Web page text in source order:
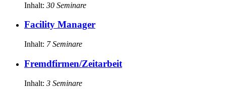
Inhalt: 30 Seminare
Facility Manager
Inhalt: 7Seminare
Fremdfirmen/Zeitarbeit
Inhalt: 3 Seminare